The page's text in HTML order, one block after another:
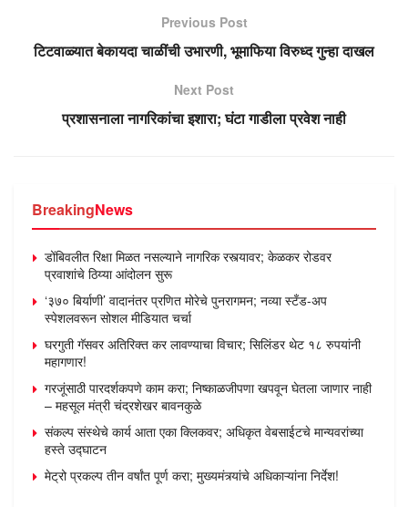
Previous Post
टिटवाळ्यात बेकायदा चाळींची उभारणी, भूमाफिया विरुध्द गुन्हा दाखल
Next Post
प्रशासनाला नागरिकांचा इशारा; घंटा गाडीला प्रवेश नाही
BreakingNews
डोंबिवलीत रिक्षा मिळत नसल्याने नागरिक रस्त्यावर; केळकर रोडवर
प्रवाशांचे ठिय्या आंदोलन सुरू
‘३७० बिर्याणी’ वादानंतर प्रणित मोरेचे पुनरागमन; नव्या स्टँड-अप
स्पेशलवरून सोशल मीडियात चर्चा
घरगुती गॅसवर अतिरिक्त कर लावण्याचा विचार; सिलिंडर थेट १८ रुपयांनी
महागणार!
गरजूंसाठी पारदर्शकपणे काम करा; निष्काळजीपणा खपवून घेतला जाणार नाही
– महसूल मंत्री चंद्रशेखर बावनकुळे
संकल्प संस्थेचे कार्य आता एका क्लिकवर; अधिकृत वेबसाईटचे मान्यवरांच्या
हस्ते उद्घाटन
मेट्रो प्रकल्प तीन वर्षांत पूर्ण करा; मुख्यमंत्र्यांचे अधिकाऱ्यांना निर्देश!